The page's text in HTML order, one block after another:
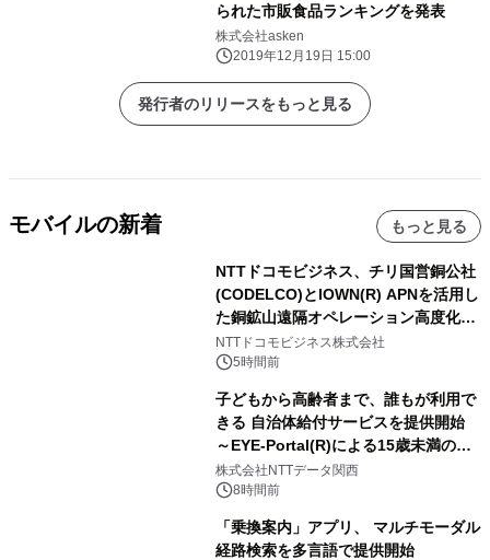
られた市販食品ランキングを発表
株式会社asken
2019年12月19日 15:00
発行者のリリースをもっと見る
モバイルの新着 もっと見る
NTTドコモビジネス、チリ国営銅公社
(CODELCO)とIOWN(R) APNを活用し
た銅鉱山遠隔オペレーション高度化に
向けた調査・実証を開始
NTTドコモビジネス株式会社
5時間前
子どもから高齢者まで、誰もが利用で
きる 自治体給付サービスを提供開始
～EYE-Portal(R)による15歳未満の本
人認証と デジタルデバイド対策で実現
～
株式会社NTTデータ関西
8時間前
「乗換案内」アプリ、 マルチモーダル
経路検索を多言語で提供開始